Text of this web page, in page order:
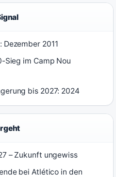
Dezember 2011
Sieg im Camp Nou
bis 2027: 2024
– Zukunft ungewiss
bei Atlético in den